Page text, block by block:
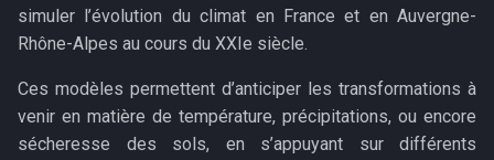
simuler l’évolution du climat en France et en Auvergne-
Rhône-Alpes au cours du XXIe siècle.
Ces modèles permettent d’anticiper les transformations à
venir en matière de température, précipitations, ou encore
sécheresse des sols, en s’appuyant sur différents